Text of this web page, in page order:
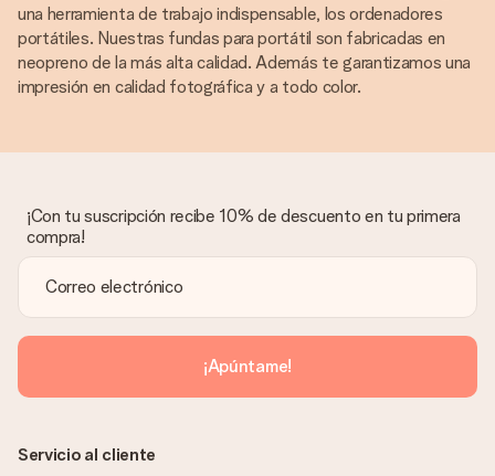
una herramienta de trabajo indispensable, los ordenadores
portátiles. Nuestras fundas para portátil son fabricadas en
neopreno de la más alta calidad. Además te garantizamos una
impresión en calidad fotográfica y a todo color.
¡Con tu suscripción recibe 10% de descuento en tu primera
compra!
¡Apúntame!
Servicio al cliente